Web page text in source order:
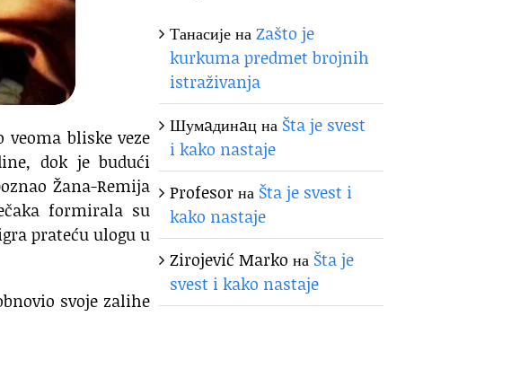
bliske veze
dok je budući
Žana-Remija
formirala su
prateću ulogu u
svoje zalihe
ТанасијенаZašto je
kurkuma predmet brojnih
istraživanja
Шумaдинaцна Šta je svest
i kako nastaje
Profesorна Šta je svest i
kako nastaje
Zirojević Marko на Šta je
svest i kako nastaje